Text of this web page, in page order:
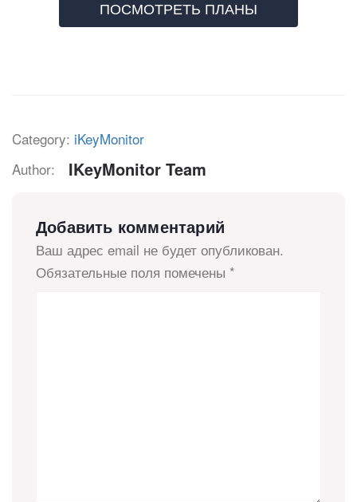
ПОСМОТРЕТЬ ПЛАНЫ
Category: iKeyMonitor
Author:
IKeyMonitor Team
Добавить комментарий
Ваш адрес email не будет опубликован.
Обязательные поля помечены *